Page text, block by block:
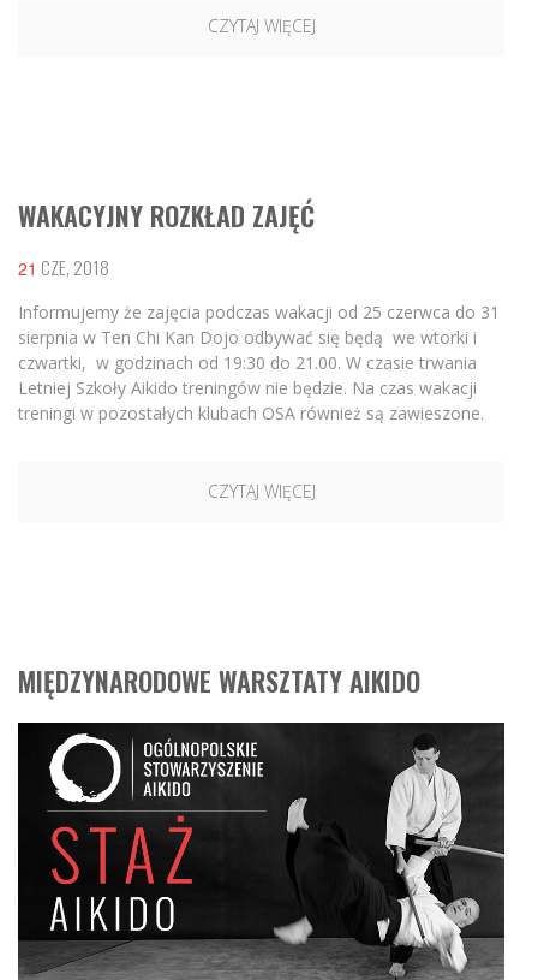
CZYTAJ WIĘCEJ
WAKACYJNY ROZKŁAD ZAJĘĆ
21 CZE, 2018
Informujemy że zajęcia podczas wakacji od 25 czerwca do 31
sierpnia w Ten Chi Kan Dojo odbywać się będą we wtorki i
czwartki, w godzinach od 19:30 do 21.00. W czasie trwania
Letniej Szkoły Aikido treningów nie będzie. Na czas wakacji
treningi w pozostałych klubach OSA również są zawieszone.
CZYTAJ WIĘCEJ
MIĘDZYNARODOWE WARSZTATY AIKIDO